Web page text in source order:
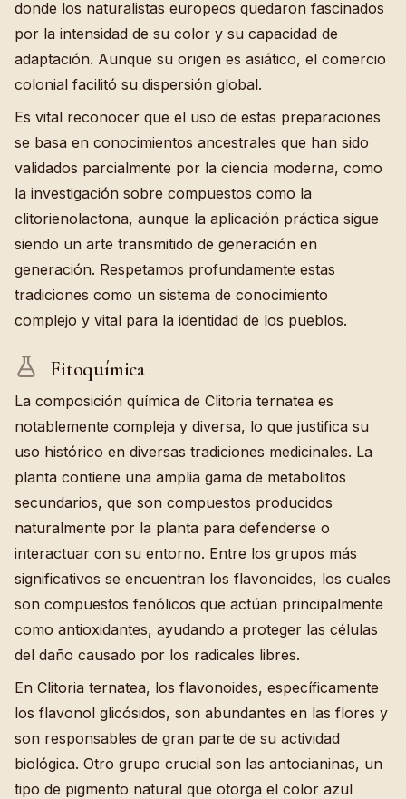
donde los naturalistas europeos quedaron fascinados
por la intensidad de su color y su capacidad de
adaptación. Aunque su origen es asiático, el comercio
colonial facilitó su dispersión global.
Es vital reconocer que el uso de estas preparaciones
se basa en conocimientos ancestrales que han sido
validados parcialmente por la ciencia moderna, como
la investigación sobre compuestos como la
clitorienolactona, aunque la aplicación práctica sigue
siendo un arte transmitido de generación en
generación. Respetamos profundamente estas
tradiciones como un sistema de conocimiento
complejo y vital para la identidad de los pueblos.
Fitoquímica
La composición química de Clitoria ternatea es
notablemente compleja y diversa, lo que justifica su
uso histórico en diversas tradiciones medicinales. La
planta contiene una amplia gama de metabolitos
secundarios, que son compuestos producidos
naturalmente por la planta para defenderse o
interactuar con su entorno. Entre los grupos más
significativos se encuentran los flavonoides, los cuales
son compuestos fenólicos que actúan principalmente
como antioxidantes, ayudando a proteger las células
del daño causado por los radicales libres.
En Clitoria ternatea, los flavonoides, específicamente
los flavonol glicósidos, son abundantes en las flores y
son responsables de gran parte de su actividad
biológica. Otro grupo crucial son las antocianinas, un
tipo de pigmento natural que otorga el color azul